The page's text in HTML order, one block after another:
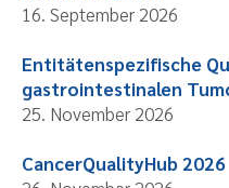
16. September 2026
Entitätenspezifische
gastrointestinalen
25. November 2026
CancerQualityHub 2026